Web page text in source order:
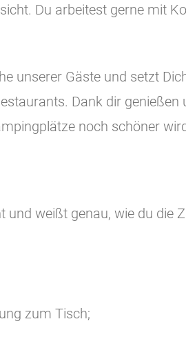
Du arbeitest gerne mit
unserer Gäste und setzt
Dank dir
noch schöner
weißt genau, wie du die
zum Tisch;